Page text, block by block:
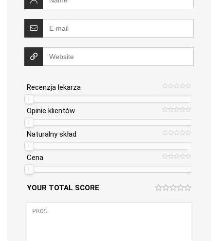
Recenzja lekarza
Opinie klientów
Naturalny skład
Cena
YOUR TOTAL SCORE